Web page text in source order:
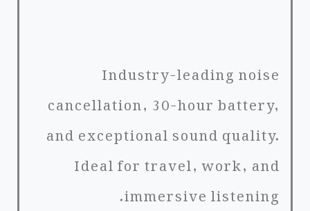
Industry-leading noise
cancellation, 30-hour battery,
and exceptional sound quality.
Ideal for travel, work, and
immersive listening.